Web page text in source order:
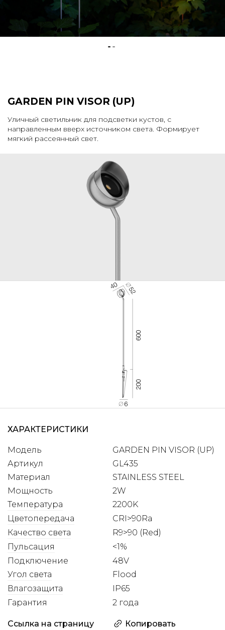
GARDEN PIN VISOR (UP)
Уличный светильник для подсветки кустов, с
направленным вверх источником света. Формирует
мягкий рассеянный свет.
ХАРАКТЕРИСТИКИ
Артикул GL435
Угол света Flood
Модель GARDEN PIN VISOR (UP)
Материал
STAINLESS STEEL
Мощность
2W
Пульсация
<1%
Подключение
48V
Цветопередача
CRI>90Ra
Качество света
R9>90 (Red)
Влагозащита IP65
Температура 2200K
Гарантия 2 года
Ссылка на страницу Копировать